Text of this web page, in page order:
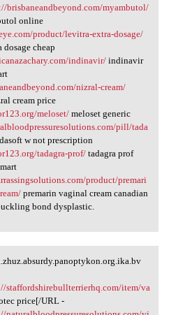
brisbaneandbeyond.com/myambutol/
online
product/levitra-extra-dosage/
cheap
indinavir/indinavir
nizral-cream/
cream price
meloset/meloset generic
pill/tada
w not prescription
tadagra-prof/tadagra prof
product/premari
premarin vaginal cream canadian
bond dysplastic.
staffordshirebullterrierhq.com/item/va
price[/URL -